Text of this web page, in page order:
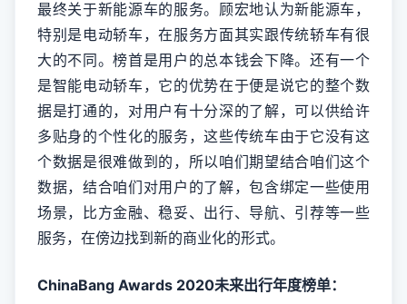
最终关于新能源车的服务。顾宏地认为新能源车，
特别是电动轿车，在服务方面其实跟传统轿车有很
大的不同。榜首是用户的总本钱会下降。还有一个
是智能电动轿车，它的优势在于便是说它的整个数
据是打通的，对用户有十分深的了解，可以供给许
多贴身的个性化的服务，这些传统车由于它没有这
个数据是很难做到的，所以咱们期望结合咱们这个
数据，结合咱们对用户的了解，包含绑定一些使用
场景，比方金融、稳妥、出行、导航、引荐等一些
服务，在傍边找到新的商业化的形式。
ChinaBang Awards 2020未来出行年度榜单：